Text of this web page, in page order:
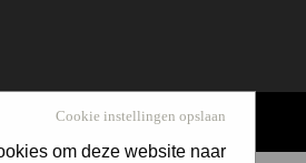
Cookie instellingen opslaan
om deze website naar